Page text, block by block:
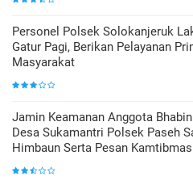
Personel Polsek Solokanjeruk
Gatur Pagi, Berikan Pelayanan
Masyarakat
Jamin Keamanan Anggota
Desa Sukamantri Polsek Paseh
Himbaun Serta Pesan Kamtibmas